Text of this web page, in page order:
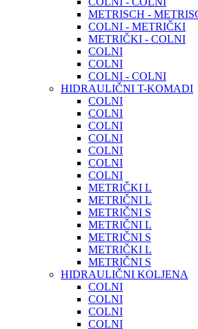
METRISCH -
COLNI - METRIČKI
METRIČKI - COLNI
COLNI
COLNI
COLNI - COLNI
HIDRAULIČNI T-KOMADI
COLNI
COLNI
COLNI
COLNI
COLNI
COLNI
COLNI
METRIČKI L
METRIČNI L
METRIČNI S
METRIČNI L
METRIČNI S
METRIČKI L
METRIČNI S
HIDRAULIČNI KOLJENA
COLNI
COLNI
COLNI
COLNI